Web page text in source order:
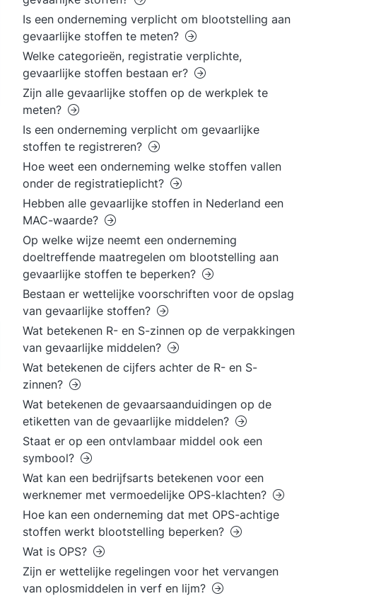
Is een onderneming verplicht om blootstelling aan
gevaarlijke stoffen te meten?
Welke categorieën, registratie verplichte,
gevaarlijke stoffen bestaan er?
Zijn alle gevaarlijke stoffen op de werkplek te
meten?
Is een onderneming verplicht om gevaarlijke
stoffen te registreren?
Hoe weet een onderneming welke stoffen vallen
onder de registratieplicht?
Hebben alle gevaarlijke stoffen in Nederland een
MAC-waarde?
Op welke wijze neemt een onderneming
doeltreffende maatregelen om blootstelling aan
gevaarlijke stoffen te beperken?
Bestaan er wettelijke voorschriften voor de opslag
van gevaarlijke stoffen?
Wat betekenen R- en S-zinnen op de verpakkingen
van gevaarlijke middelen?
Wat betekenen de cijfers achter de R- en S-
zinnen?
Wat betekenen de gevaarsaanduidingen op de
etiketten van de gevaarlijke middelen?
Staat er op een ontvlambaar middel ook een
symbool?
Wat kan een bedrijfsarts betekenen voor een
werknemer met vermoedelijke OPS-klachten?
Hoe kan een onderneming dat met OPS-achtige
stoffen werkt blootstelling beperken?
Wat is OPS?
Zijn er wettelijke regelingen voor het vervangen
van oplosmiddelen in verf en lijm?